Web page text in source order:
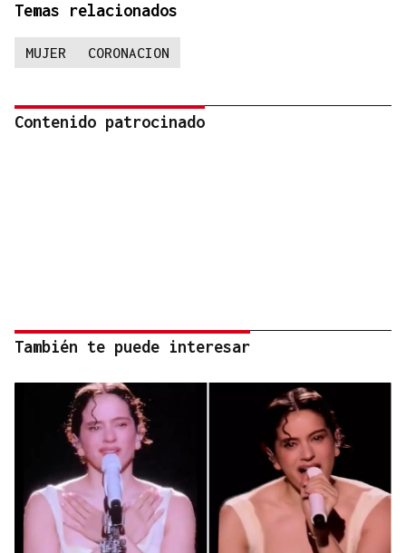
Temas relacionados
MUJER CORONACION
Contenido patrocinado
También te puede interesar